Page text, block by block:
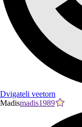
Dvigateli veetorn
Madismadis1989